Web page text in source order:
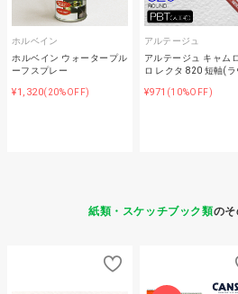
ホルベイン
ホルベイン ウォータープル
ーフスプレー
¥1,320(20%OFF)
アルテージュ
アルテージュ キャム
ロ レクタ 820 短軸(ラ
¥971 (10%OFF)
紙類・スケッチブック類の